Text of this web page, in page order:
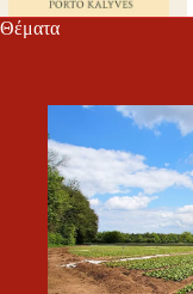
Θέματα